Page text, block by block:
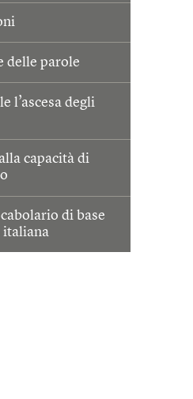
delle parole
l’ascesa degli
capacità di
di base
italiana